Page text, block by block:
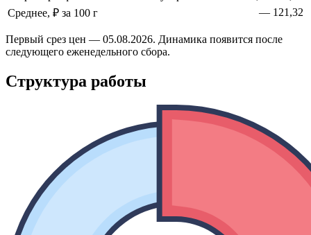
Среднее, ₽ за 100 г
— 121,32
Первый срез цен — 05.08.2026. Динамика появится после
следующего еженедельного сбора.
Структура работы